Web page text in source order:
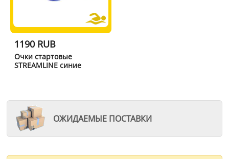
1190 RUB
Очки стартовые
STREAMLINE синие
ОЖИДАЕМЫЕ ПОСТАВКИ